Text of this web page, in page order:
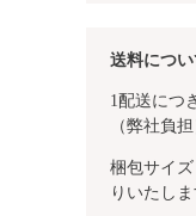
送料につい
1配送につ
（弊社負担
梱包サイ
りいたし